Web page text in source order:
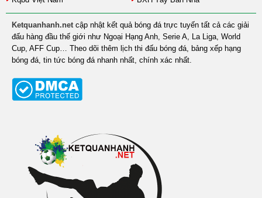
Ketquanhanh.netcập nhật kết quả bóng đá trực tuyến tất cả các giải
đấu hàng đầu thế giới như Ngoại Hạng Anh, Serie A, La Liga, World
Cup, AFF Cup… Theo dõi thêm lịch thi đấu bóng đá, bảng xếp hạng
bóng đá, tin tức bóng đá nhanh nhất, chính xác nhất.